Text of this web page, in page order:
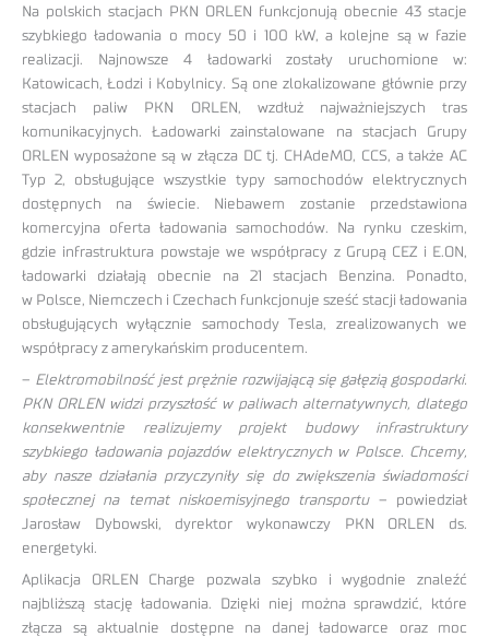
Na polskich stacjach PKN ORLEN funkcjonują obecnie 43 stacje
szybkiego ładowania o mocy 50 i 100 kW, a kolejne są w fazie
realizacji. Najnowsze 4 ładowarki zostały uruchomione w:
Katowicach, Łodzi i Kobylnicy. Są one zlokalizowane głównie przy
stacjach paliw PKN ORLEN, wzdłuż najważniejszych tras
komunikacyjnych. Ładowarki zainstalowane na stacjach Grupy
ORLEN wyposażone są w złącza DC tj. CHAdeMO, CCS, a także AC
Typ 2, obsługujące wszystkie typy samochodów elektrycznych
dostępnych na świecie. Niebawem zostanie przedstawiona
komercyjna oferta ładowania samochodów. Na rynku czeskim,
gdzie infrastruktura powstaje we współpracy z Grupą CEZ i E.ON,
ładowarki działają obecnie na 21 stacjach Benzina. Ponadto,
w Polsce, Niemczech i Czechach funkcjonuje sześć stacji ładowania
obsługujących wyłącznie samochody Tesla, zrealizowanych we
współpracy z amerykańskim producentem.
– Elektromobilność jest prężnie rozwijającą się gałęzią gospodarki.
PKN ORLEN widzi przyszłość w paliwach alternatywnych, dlatego
konsekwentnie realizujemy projekt budowy infrastruktury
szybkiego ładowania pojazdów elektrycznych w Polsce. Chcemy,
aby nasze działania przyczyniły się do zwiększenia świadomości
społecznej na temat niskoemisyjnego transportu– powiedział
Jarosław Dybowski, dyrektor wykonawczy PKN ORLEN ds.
energetyki.
Aplikacja ORLEN Charge pozwala szybko i wygodnie znaleźć
najbliższą stację ładowania. Dzięki niej można sprawdzić, które
złącza są aktualnie dostępne na danej ładowarce oraz moc